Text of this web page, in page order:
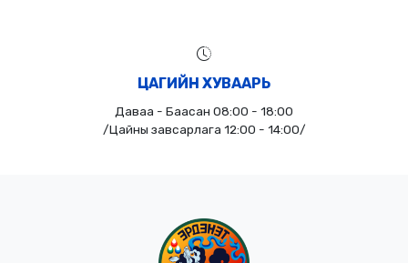
ЦАГИЙН ХУВААРЬ
Даваа - Баасан 08:00 - 18:00
/Цайны завсарлага 12:00 - 14:00/